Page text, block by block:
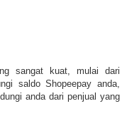
sangat kuat, mulai dari
saldo Shopeepay anda,
anda dari penjual yang